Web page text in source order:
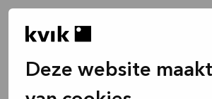
Deze website